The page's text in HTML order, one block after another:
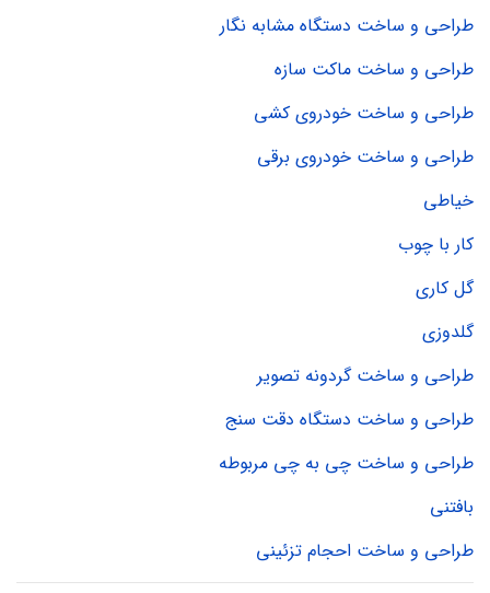
طراحی و ساخت دستگاه مشابه نگار
طراحی و ساخت ماکت سازه
طراحی و ساخت خودروی کشی
طراحی و ساخت خودروی برقی
خیاطی
کار با چوب
گل کاری
گلدوزی
طراحی و ساخت گردونه تصویر
طراحی و ساخت دستگاه دقت سنج
طراحی و ساخت چی به چی مربوطه
بافتنی
طراحی و ساخت احجام تزئینی